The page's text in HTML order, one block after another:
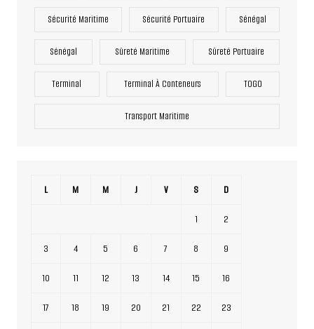
Sécurité Maritime Sécurité Portuaire Sénégal
Sénégal Sûreté Maritime Sûreté Portuaire
Terminal Terminal À Conteneurs TOGO
Transport Maritime
L M M J V S D
1 2
3 4 5 6 7 8 9
10 11 12 13 14 15 16
17 18 19 20 21 22 23